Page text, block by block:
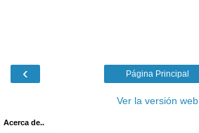
‹ Página Principal
Ver la versión web
Acerca de..